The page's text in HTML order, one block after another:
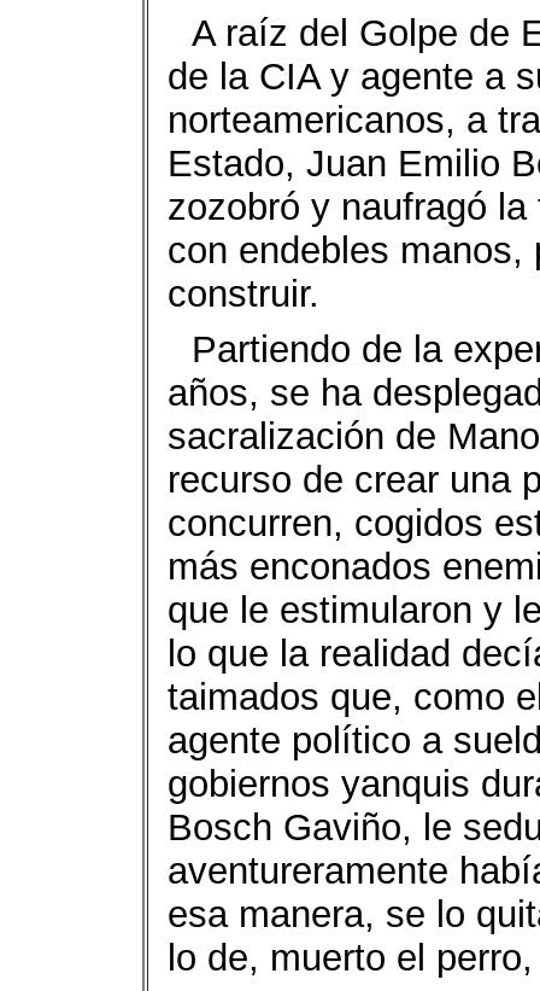
A raíz del Golpe de
de la CIA y agente a
norteamericanos, a
Estado, Juan Emilio
zozobró y naufragó
con endebles manos,
construir.
Partiendo de la
años, se ha
sacralización de
recurso de crear una
concurren, cogidos
más enconados
que le estimularon y
lo que la realidad
taimados que, como
agente político a
gobiernos yanquis
Bosch Gaviño, le
aventureramente
esa manera, se lo
lo de, muerto el